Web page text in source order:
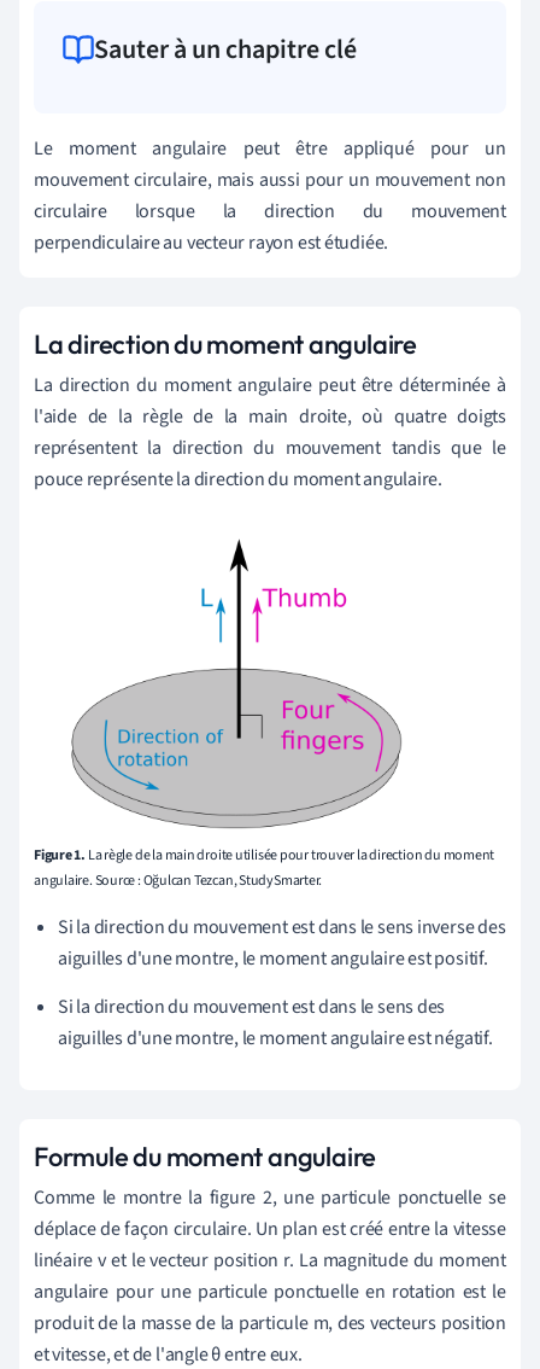
Sauter à un chapitre clé
Le moment angulaire peut être appliqué pour un
mouvement circulaire, mais aussi pour un mouvement non
circulaire lorsque la direction du mouvement
perpendiculaire au vecteur rayon est étudiée.
La direction du moment angulaire
La direction du moment angulaire peut être déterminée à
l'aide de la règle de la main droite, où quatre doigts
représentent la direction du mouvement tandis que le
pouce représente la direction du moment angulaire.
Figure 1. La règle de la main droite utilisée pour trouver la direction du moment
angulaire. Source : Oğulcan Tezcan, StudySmarter.
Si la direction du mouvement est dans le sens inverse des
aiguilles d'une montre, le moment angulaire est positif.
Si la direction du mouvement est dans le sens des
aiguilles d'une montre, le moment angulaire est négatif.
Formule du moment angulaire
Comme le montre la figure 2, une particule ponctuelle se
déplace de façon circulaire. Un plan est créé entre la vitesse
linéaire v et le vecteur position r. La magnitude du moment
angulaire pour une particule ponctuelle en rotation est le
produit de la masse de la particule m, des vecteurs position
et vitesse, et de l'angle θ entre eux.